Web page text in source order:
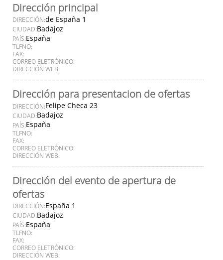
Dirección principal
DIRECCIÓN:de España 1
CIUDAD:Badajoz
PAÍS:España
TLFNO:
FAX:
CORREO ELETRÓNICO:
DIRECCIÓN WEB:
Dirección para presentacion de ofertas
DIRECCIÓN:Felipe Checa 23
CIUDAD:Badajoz
PAÍS:España
TLFNO:
FAX:
CORREO ELETRÓNICO:
DIRECCIÓN WEB:
Dirección del evento de apertura de
ofertas
DIRECCIÓN:España 1
CIUDAD:Badajoz
PAÍS:España
TLFNO:
FAX:
CORREO ELETRÓNICO:
DIRECCIÓN WEB: